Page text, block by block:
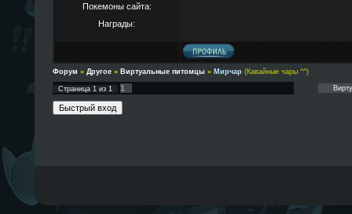
Покемоны сайта:
Награды:
Форум » Другое » Виртуальные питомцы » Мирчар (Кавайные чары ^^)
Страница 1из 1 1